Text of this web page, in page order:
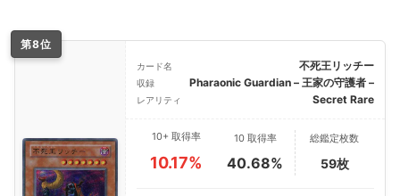
第8位
カード名 不死王リッチー
収録 Pharaonic Guardian – 王家の守護者 –
レアリティ Secret Rare
10+ 取得率
10.17%
10 取得率
40.68%
総鑑定枚数
59枚